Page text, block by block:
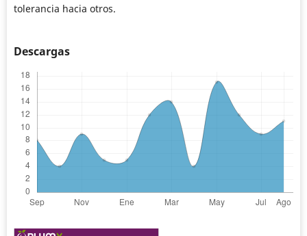
tolerancia hacia otros.
Descargas